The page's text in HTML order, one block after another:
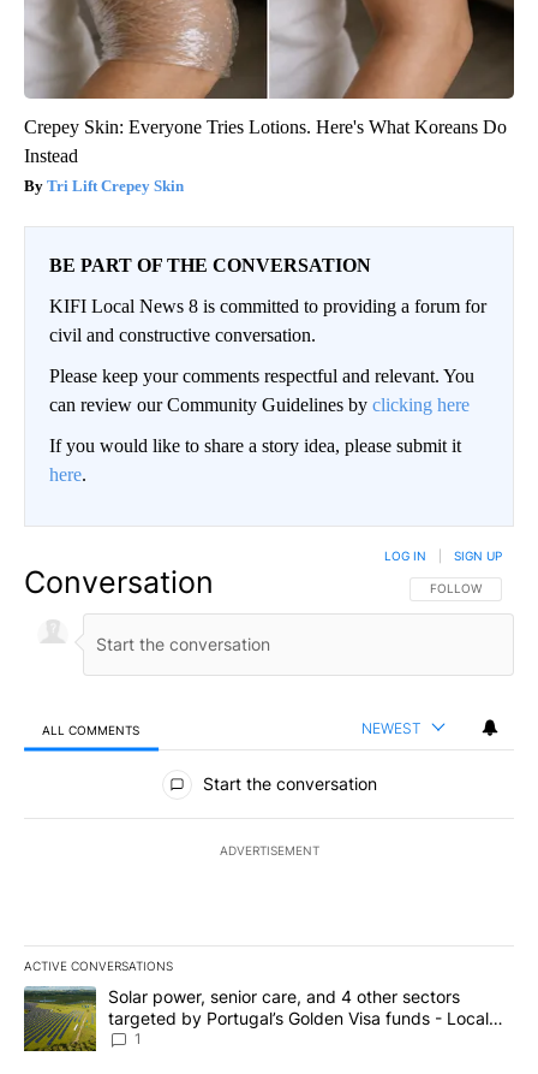
Crepey Skin: Everyone Tries Lotions. Here's What Koreans Do
Instead
Tri Lift Crepey Skin
BE PART OF THE CONVERSATION
KIFI Local News 8 is committed to providing a forum for
civil and constructive conversation.
Please keep your comments respectful and relevant. You
can review our Community Guidelines by clicking here
If you would like to share a story idea, please submit it
here.
Conversation FOLLOW THIS
FOLLOW
LOG IN SIGN UP
ALL COMMENTS NEWEST
All Comments
Start the conversation
ADVERTISEMENT
ACTIVE CONVERSATIONS
The following is a list of the most commented articles in the last
A trending article titled "Solar power, senior care, and 4 other
Solar power, senior care, and 4 other sectors
targeted by Portugal’s Golden Visa funds - Local
News 8
1